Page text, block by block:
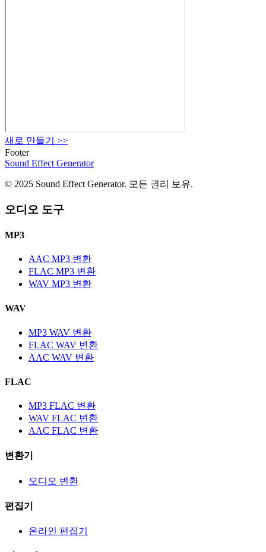
새로 만들기
>>
Footer
Sound Effect Generator
© 2025 Sound Effect Generator. 모든 권리 보유.
오디오 도구
MP3
AAC MP3 변환
FLAC MP3 변환
WAV MP3 변환
WAV
MP3 WAV 변환
FLAC WAV 변환
AAC WAV 변환
FLAC
MP3 FLAC 변환
WAV FLAC 변환
AAC FLAC 변환
변환기
오디오 변환
편집기
온라인 편집기